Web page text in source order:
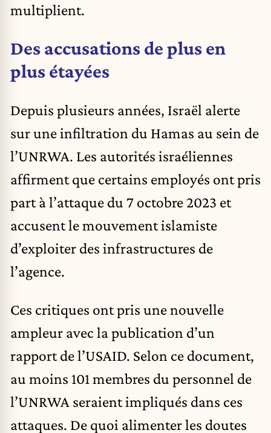
multiplient.
Des accusations de plus en
plus étayées
Depuis plusieurs années, Israël alerte
sur une infiltration du Hamas au sein de
l’UNRWA. Les autorités israéliennes
affirment que certains employés ont pris
part à l’attaque du 7 octobre 2023 et
accusent le mouvement islamiste
d’exploiter des infrastructures de
l’agence.
Ces critiques ont pris une nouvelle
ampleur avec la publication d’un
rapport de l’USAID. Selon ce document,
au moins 101 membres du personnel de
l’UNRWA seraient impliqués dans ces
attaques. De quoi alimenter les doutes